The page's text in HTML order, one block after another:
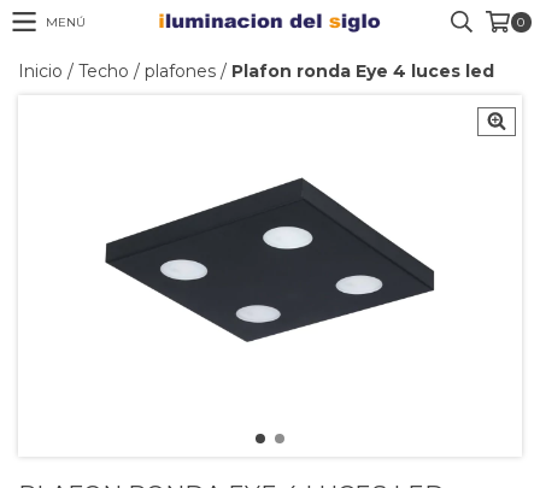
MENÚ 0
Inicio / Techo / plafones / Plafon ronda Eye 4 luces led